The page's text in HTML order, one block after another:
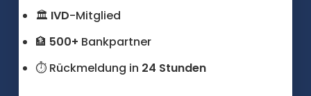
🏛 IVD-Mitglied
🏦 500+ Bankpartner
⏱ Rückmeldung in 24 Stunden